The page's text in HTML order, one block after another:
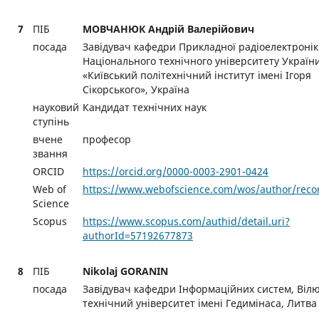
7 ПІБ
МОВЧАНЮК Андрій Валерійович
посада
Завідувач кафедри Прикладної
Національного технічного університету
«Київський політехнічний інститут імені Ігоря
Сікорського», Україна
науковий
ступінь
Кандидат технічних наук
вчене
звання
професор
ORCID
https://orcid.org/0000-0003-2901-0424
Web of
Science
https://www.webofscience.com/wos/author/
Scopus
https://www.scopus.com/authid/detail.uri?
authorId=57192677873
8 ПІБ
Nikolaj GORANIN
посада
Завідувач кафедри Інформаційних систем,
технічний університет імені Гедимінаса, Литва